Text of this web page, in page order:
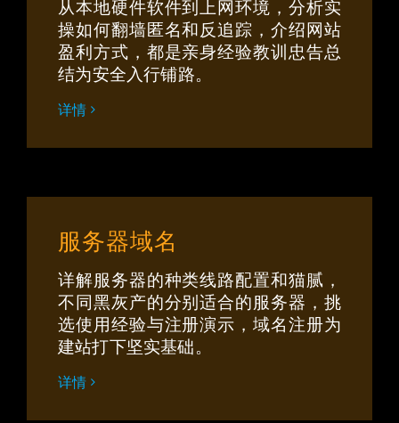
从本地硬件软件到上网环境，分析实
操如何翻墙匿名和反追踪，介绍网站
盈利方式，都是亲身经验教训忠告总
结 为安全入行铺路。
详情
服务器域名
详解服务器的种类线路配置和猫腻，
不同黑灰产的分别适合的服务器，挑
选使用经验与注册演示，域名注册为
建站打下坚实基础。
详情